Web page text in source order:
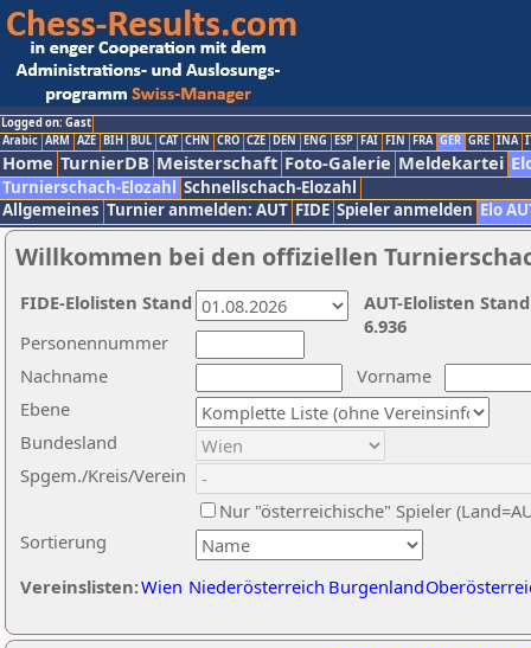
Logged on: Gast
Arabic ARM AZE BIH BUL CAT CHN CRO CZE DEN ENG ESP FAI FIN FRA GER GRE INA
Home TurnierDB Meisterschaft Foto-Galerie Meldekartei
Turnierschach-Elozahl Schnellschach-Elozahl
Allgemeines Turnier anmelden: AUT FIDE Spieler anmelden Elo
Willkommen bei den offiziellen
Nachname
Vorname
Ebene
Sortierung
Personennummer
Bundesland
Spgem./Kreis/Verein
Nur "österreichische" Spieler
Vereinslisten:Wien Niederösterreich Burgenland
AUT-Elolisten
6.936
FIDE-Elolisten Stand